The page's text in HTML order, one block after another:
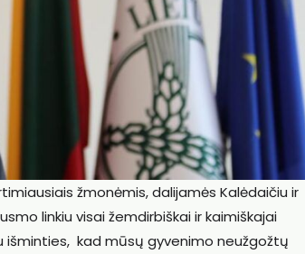
žmonėmis, dalijamės Kalėdaičiu ir
linkiu visai žemdirbiškai ir kaimiškajai
išminties, kad mūsų gyvenimo neužgožtų